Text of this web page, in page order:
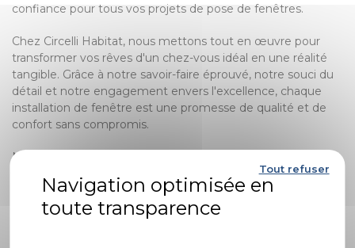
confiance pour tous vos projets de pose de fenêtres.
Chez Circelli Habitat, nous mettons tout en œuvre pour
transformer vos rêves d'un chez-vous idéal en une réalité
tangible. Grâce à notre savoir-faire éprouvé, notre souci du
détail et notre engagement envers l'excellence, chaque
installation de fenêtre est une promesse de qualité et de
confort sans compromis.
N'hésitez plus à franchir le pas et à prendre contact avec
notre équipe dévouée. Que vous envisagiez de moderniser
votre habitat ou simplement d'améliorer son isolation,
Circelli Habitat est là pour vous accompagner à chaque
étape, de la conception à la réalisation.
Tout refuser